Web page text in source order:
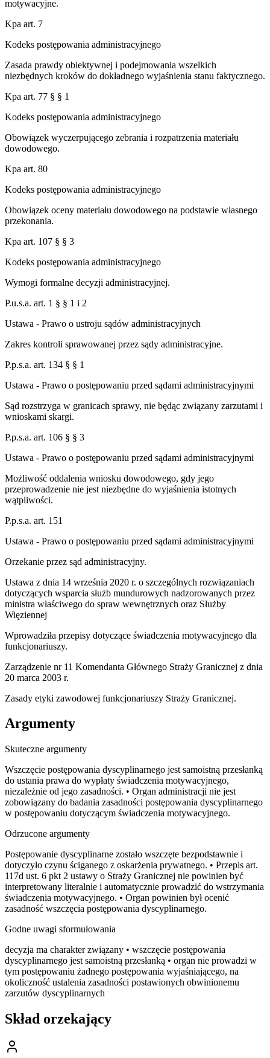
motywacyjne.
Kpa art. 7
Kodeks postępowania administracyjnego
Zasada prawdy obiektywnej i podejmowania wszelkich
niezbędnych kroków do dokładnego wyjaśnienia stanu faktycznego.
Kpa art. 77 § § 1
Kodeks postępowania administracyjnego
Obowiązek wyczerpującego zebrania i rozpatrzenia materiału
dowodowego.
Kpa art. 80
Kodeks postępowania administracyjnego
Obowiązek oceny materiału dowodowego na podstawie własnego
przekonania.
Kpa art. 107 § § 3
Kodeks postępowania administracyjnego
Wymogi formalne decyzji administracyjnej.
P.u.s.a. art. 1 § § 1 i 2
Ustawa - Prawo o ustroju sądów administracyjnych
Zakres kontroli sprawowanej przez sądy administracyjne.
P.p.s.a. art. 134 § § 1
Ustawa - Prawo o postępowaniu przed sądami administracyjnymi
Sąd rozstrzyga w granicach sprawy, nie będąc związany zarzutami i
wnioskami skargi.
P.p.s.a. art. 106 § § 3
Ustawa - Prawo o postępowaniu przed sądami administracyjnymi
Możliwość oddalenia wniosku dowodowego, gdy jego
przeprowadzenie nie jest niezbędne do wyjaśnienia istotnych
wątpliwości.
P.p.s.a. art. 151
Ustawa - Prawo o postępowaniu przed sądami administracyjnymi
Orzekanie przez sąd administracyjny.
Ustawa z dnia 14 września 2020 r. o szczególnych rozwiązaniach
dotyczących wsparcia służb mundurowych nadzorowanych przez
ministra właściwego do spraw wewnętrznych oraz Służby
Więziennej
Wprowadziła przepisy dotyczące świadczenia motywacyjnego dla
funkcjonariuszy.
Zarządzenie nr 11 Komendanta Głównego Straży Granicznej z dnia
20 marca 2003 r.
Zasady etyki zawodowej funkcjonariuszy Straży Granicznej.
Argumenty
Skuteczne argumenty
Wszczęcie postępowania dyscyplinarnego jest samoistną przesłanką
do ustania prawa do wypłaty świadczenia motywacyjnego,
niezależnie od jego zasadności. • Organ administracji nie jest
zobowiązany do badania zasadności postępowania dyscyplinarnego
w postępowaniu dotyczącym świadczenia motywacyjnego.
Odrzucone argumenty
Postępowanie dyscyplinarne zostało wszczęte bezpodstawnie i
dotyczyło czynu ściganego z oskarżenia prywatnego. • Przepis art.
117d ust. 6 pkt 2 ustawy o Straży Granicznej nie powinien być
interpretowany literalnie i automatycznie prowadzić do wstrzymania
świadczenia motywacyjnego. • Organ powinien był ocenić
zasadność wszczęcia postępowania dyscyplinarnego.
Godne uwagi sformułowania
decyzja ma charakter związany • wszczęcie postępowania
dyscyplinarnego jest samoistną przesłanką • organ nie prowadzi w
tym postępowaniu żadnego postępowania wyjaśniającego, na
okoliczność ustalenia zasadności postawionych obwinionemu
zarzutów dyscyplinarnych
Skład orzekający